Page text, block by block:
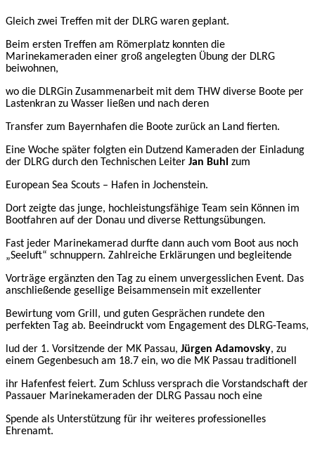
Gleich zwei Treffen mit der DLRG waren geplant.
Beim ersten Treffen am Römerplatz konnten die
Marinekameraden einer groß angelegten Übung der DLRG
beiwohnen,
wo die DLRGin Zusammenarbeit mit dem THW diverse Boote per
Lastenkran zu Wasser ließen und nach deren
Transfer zum Bayernhafen die Boote zurück an Land fierten.
Eine Woche später folgten ein Dutzend Kameraden der Einladung
der DLRG durch den Technischen Leiter Jan Buhl zum
European Sea Scouts – Hafen in Jochenstein.
Dort zeigte das junge, hochleistungsfähige Team sein Können im
Bootfahren auf der Donau und diverse Rettungsübungen.
Fast jeder Marinekamerad durfte dann auch vom Boot aus noch
„Seeluft“ schnuppern. Zahlreiche Erklärungen und begleitende
Vorträge ergänzten den Tag zu einem unvergesslichen Event. Das
anschließende gesellige Beisammensein mit exzellenter
Bewirtung vom Grill, und guten Gesprächen rundete den
perfekten Tag ab. Beeindruckt vom Engagement des DLRG-Teams,
lud der 1. Vorsitzende der MK Passau, Jürgen Adamovsky, zu
einem Gegenbesuch am 18.7 ein, wo die MK Passau traditionell
ihr Hafenfest feiert. Zum Schluss versprach die Vorstandschaft der
Passauer Marinekameraden der DLRG Passau noch eine
Spende als Unterstützung für ihr weiteres professionelles
Ehrenamt.